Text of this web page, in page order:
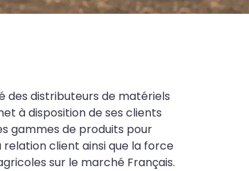
des distributeurs de matériels
à disposition de ses clients
gammes de produits pour
client ainsi que la force
sur le marché Français.